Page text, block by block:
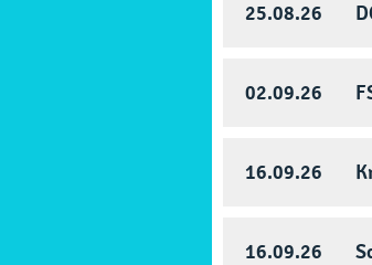
25.08.26
02.09.26
16.09.26
16.09.26